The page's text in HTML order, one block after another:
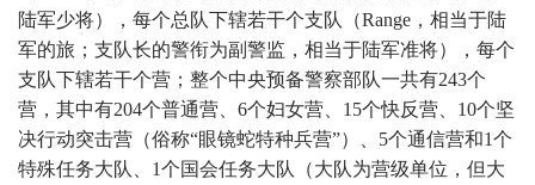
陆军少将），每个总队下辖若干个支队（Range，相当于陆
军的旅；支队长的警衔为副警监，相当于陆军准将），每个
支队下辖若干个营；整个中央预备警察部队一共有243个
营，其中有204个普通营、6个妇女营、15个快反营、10个坚
决行动突击营（俗称“眼镜蛇特种兵营”）、5个通信营和1个
特殊任务大队、1个国会任务大队（大队为营级单位，但大